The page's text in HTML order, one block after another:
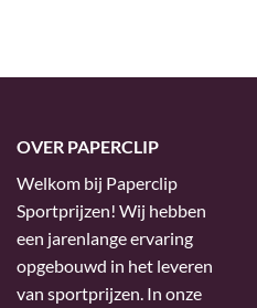
OVER PAPERCLIP
Welkom bij Paperclip
Sportprijzen! Wij hebben
een jarenlange ervaring
opgebouwd in het leveren
van sportprijzen. In onze